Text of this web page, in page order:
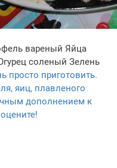
вареный Яйца
соленый Зелень
просто приготовить.
яиц, плавленого
дополнением к